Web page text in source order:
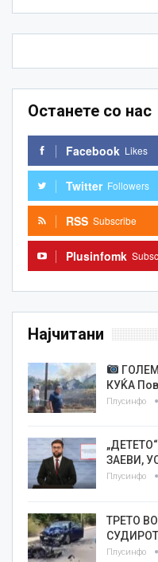
Останете со нас
Facebook Likes
Twitter Followers
RSS Subscribe
Plusinfomk
Најчитани
КУЌА
Плусинфо
ЗАЕВИ,
Плусинфо
ТРЕТО
Плусинфо